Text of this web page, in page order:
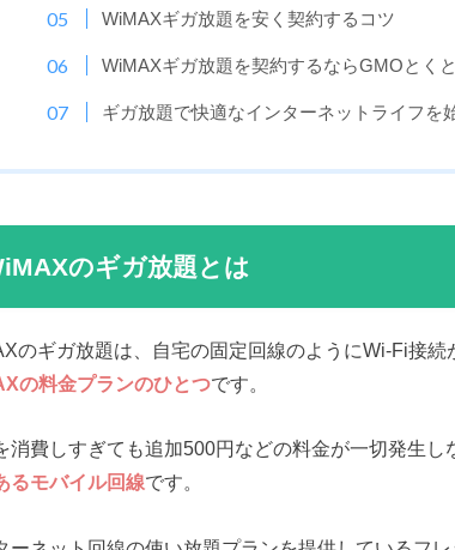
WiMAXギガ放題を安く契約するコツ
WiMAXギガ放題を契約するならGMOとく
ギガ放題で快適なインターネットライフを
のギガ放題とは
のギガ放題は、自宅の固定回線のようにWi-Fi接続
の料金プランのひとつです。
消費しすぎても追加500円などの料金が一切発生し
るモバイル回線です。